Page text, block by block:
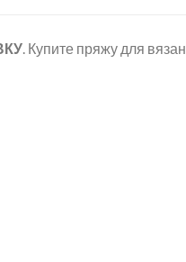
. Купите пряжу для